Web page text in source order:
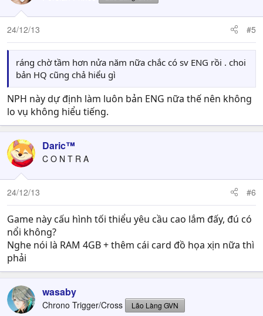
24/12/13 #5
ráng chờ tầm hơn nửa năm nữa chắc có sv ENG rồi . choi
bản HQ cũng chả hiểu gì
NPH này dự định làm luôn bản ENG nữa thế nên không
lo vụ không hiểu tiếng.
Daric™
C O N T R A
24/12/13 #6
Game này cấu hình tối thiểu yêu cầu cao lắm đấy, đú có
nổi không?
Nghe nói là RAM 4GB + thêm cái card đồ họa xịn nữa thì
phải
wasaby
Chrono Trigger/Cross Lão Làng GVN